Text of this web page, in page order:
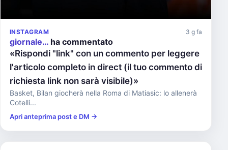
INSTAGRAM 3 g fa
giornale… ha commentato
«Rispondi "link" con un commento per leggere
l'articolo completo in direct (il tuo commento di
richiesta link non sarà visibile)»
Basket, Bilan giocherà nella Roma di Matiasic: lo allenerà
Cotelli...
Apri anteprima post e DM →